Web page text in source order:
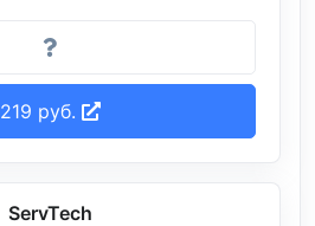
219 руб.
ServTech